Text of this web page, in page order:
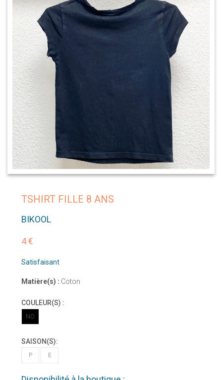
TSHIRT FILLE 8 ANS
BIKOOL
4 €
Satisfaisant
Matière(s) : Coton
COULEUR(S) :
NO
SAISON(S):
P E